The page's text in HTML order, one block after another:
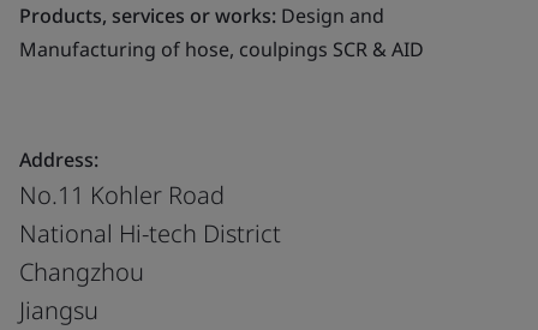
Products, services or works: Design and
Manufacturing of hose, coulpings SCR & AID
Address:
No.11 Kohler Road
National Hi-tech District
Changzhou
Jiangsu